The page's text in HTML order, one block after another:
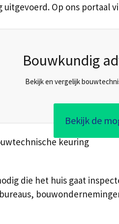
Op ons portaal
Bouwkundig
Bekijk en vergelijk
Bekijk de
keuring
die het huis gaat